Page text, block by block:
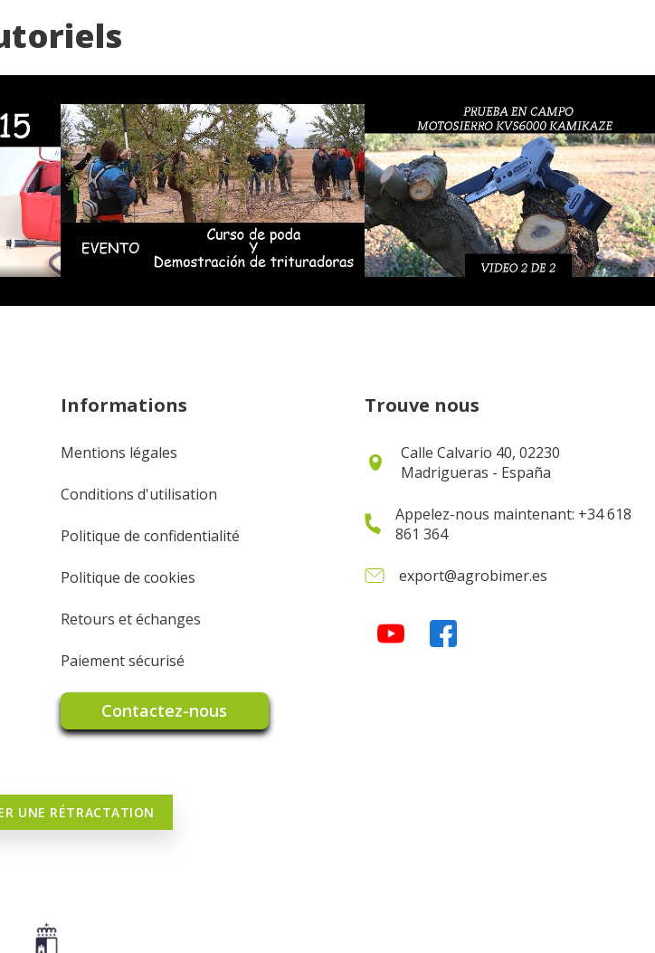
Informations
Mentions légales
Conditions d'utilisation
Politique de confidentialité
Politique de cookies
Retours et échanges
Paiement sécurisé
Contactez-nous
Trouve nous
Calle Calvario 40, 02230
Madrigueras - España
Appelez-nous maintenant: +34 618
861 364
export@agrobimer.es
UNE RÉTRACTATION